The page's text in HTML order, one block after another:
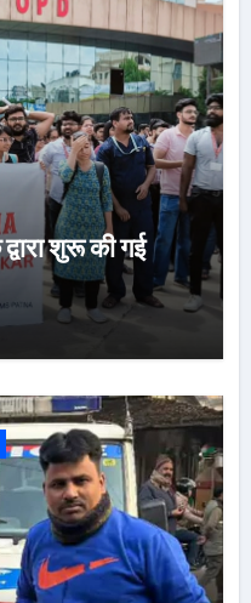
शुरू की गई